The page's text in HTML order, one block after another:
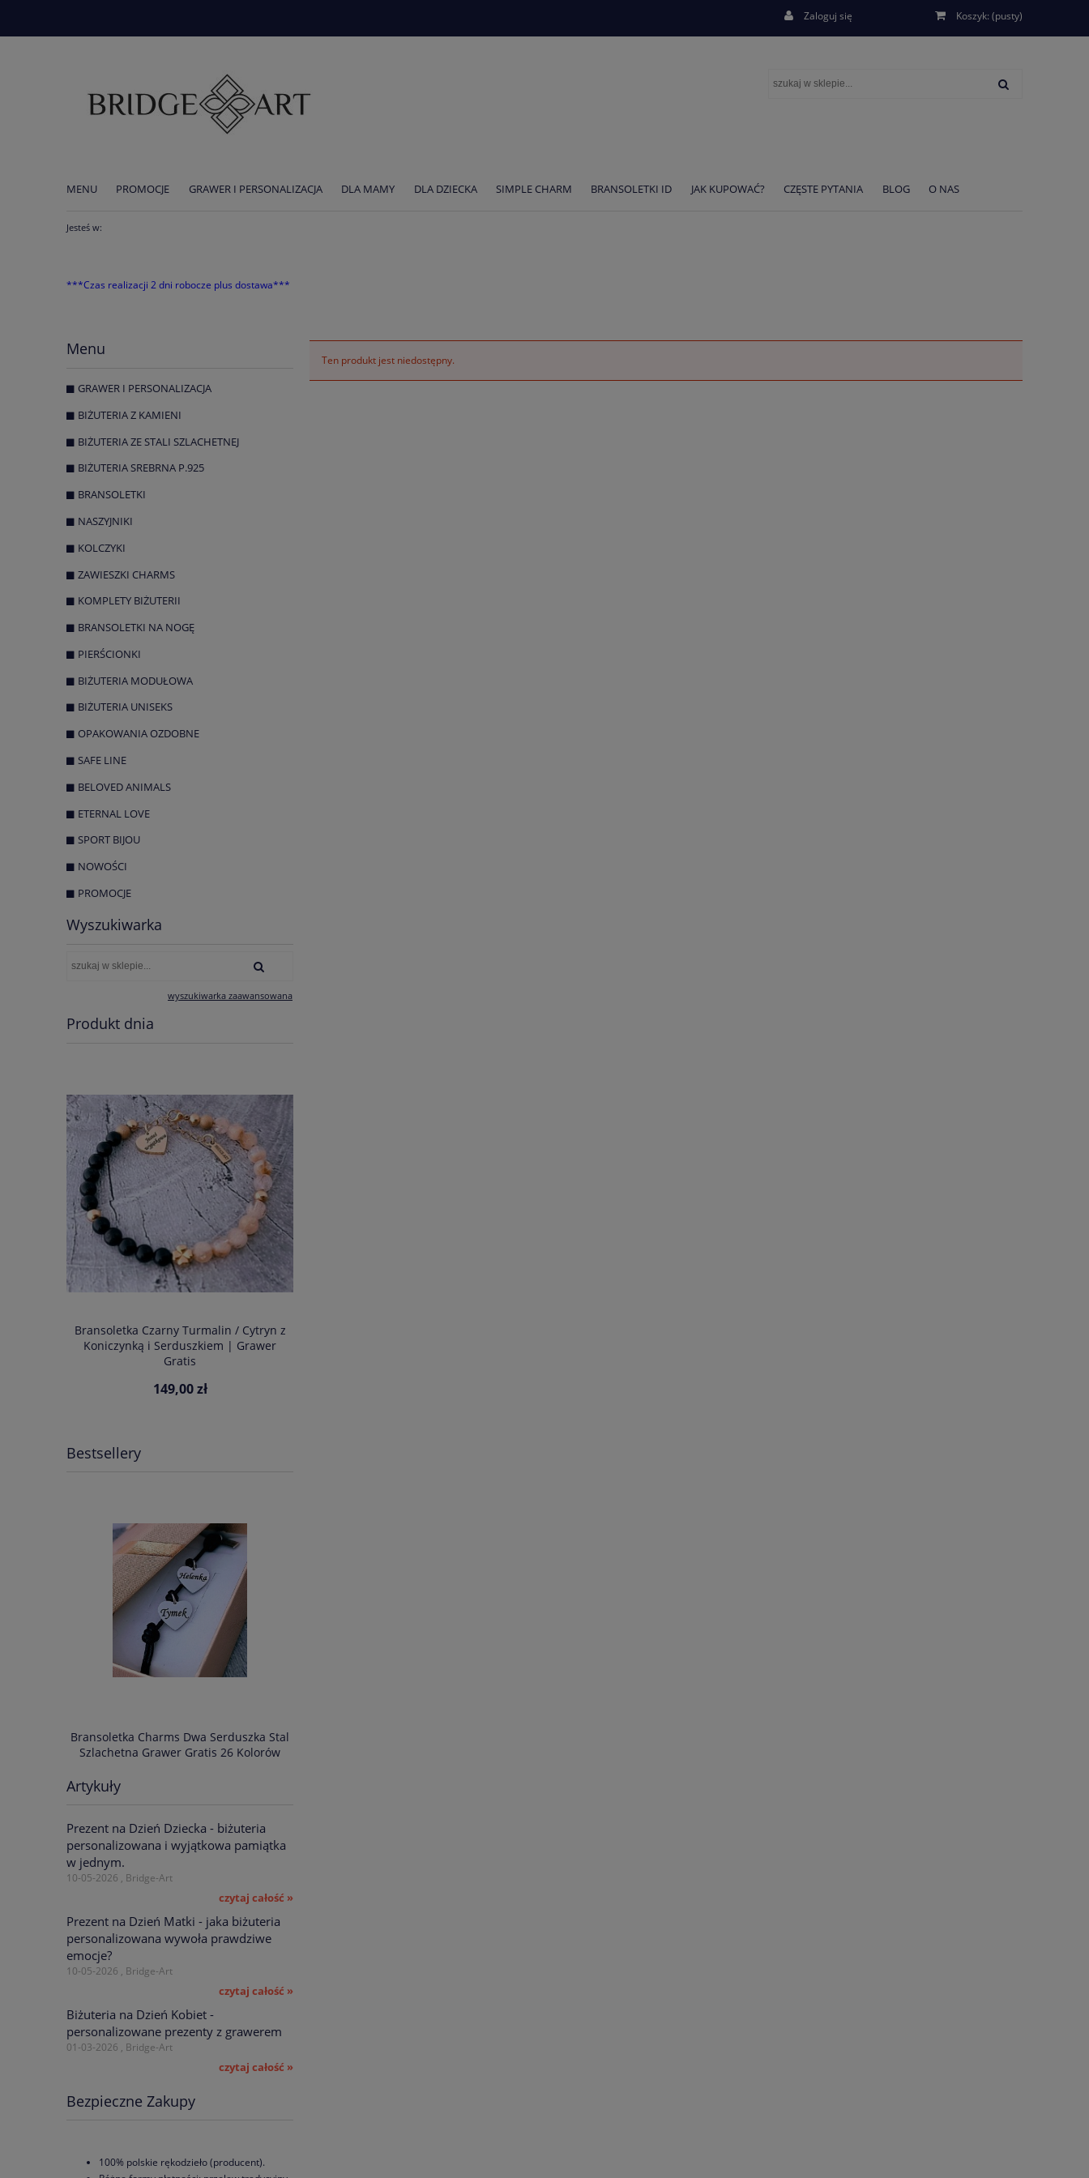
Zaloguj się Koszyk: (pusty)
MENU PROMOCJE GRAWER I PERSONALIZACJA DLA MAMY DLA DZIECKA SIMPLE CHARM BRANSOLETKI ID JAK KUPOWAĆ? CZĘSTE PYTANIA BLOG O NAS
AKTUALNOŚCI
Jesteś w:
***Czas realizacji 2 dni robocze plus dostawa***
Menu
GRAWER I PERSONALIZACJA
BIŻUTERIA Z KAMIENI
BIŻUTERIA ZE STALI SZLACHETNEJ
BIŻUTERIA SREBRNA P.925
BRANSOLETKI
NASZYJNIKI
KOLCZYKI
ZAWIESZKI CHARMS
KOMPLETY BIŻUTERII
BRANSOLETKI NA NOGĘ
PIERŚCIONKI
BIŻUTERIA MODUŁOWA
BIŻUTERIA UNISEKS
OPAKOWANIA OZDOBNE
SAFE LINE
BELOVED ANIMALS
ETERNAL LOVE
SPORT BIJOU
NOWOŚCI
PROMOCJE
Wyszukiwarka
wyszukiwarka zaawansowana
Produkt dnia
Bransoletka Czarny Turmalin / Cytryn z
Koniczynką i Serduszkiem | Grawer
Gratis
149,00 zł
Bestsellery
Bransoletka Charms Dwa Serduszka Stal
Szlachetna Grawer Gratis 26 Kolorów
Artykuły
Prezent na Dzień Dziecka - biżuteria
personalizowana i wyjątkowa pamiątka
w jednym.
10-05-2026 , Bridge-Art
czytaj całość »
Prezent na Dzień Matki - jaka biżuteria
personalizowana wywoła prawdziwe
emocje?
10-05-2026 , Bridge-Art
czytaj całość »
Biżuteria na Dzień Kobiet -
personalizowane prezenty z grawerem
01-03-2026 , Bridge-Art
czytaj całość »
Bezpieczne Zakupy
100% polskie rękodzieło (producent).
Ten produkt jest niedostępny.